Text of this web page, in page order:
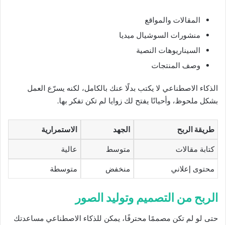
المقالات والمواقع
منشورات السوشيال ميديا
السيناريوهات النصية
وصف المنتجات
الذكاء الاصطناعي لا يكتب بدلًا عنك بالكامل، لكنه يسرّع العمل
بشكل ملحوظ، وأحيانًا يفتح لك زوايا لم تكن تفكر بها.
طريقة الربح الجهد الاستمرارية
كتابة مقالات متوسط عالية
محتوى إعلاني منخفض متوسطة
الربح من التصميم وتوليد الصور
حتى لو لم تكن مصممًا محترفًا، يمكن للذكاء الاصطناعي مساعدتك